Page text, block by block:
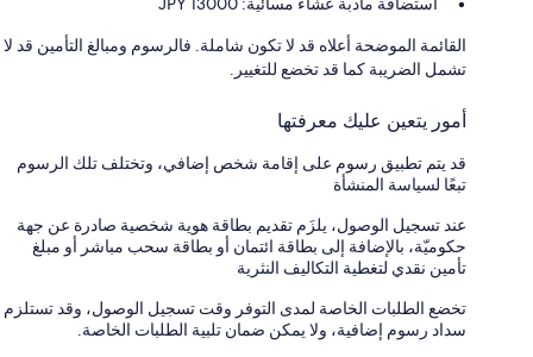
القائمة الموضحة أعلاه قد لا تكون شاملة. فالرسوم ومبالغ التأمين قد لا
تشمل الضريبة كما قد تخضع للتغيير.
أمور يتعين عليك معرفتها
قد يتم تطبيق رسوم على إقامة شخص إضافي، وتختلف تلك الرسوم
تبعًا لسياسة المنشأة
عند تسجيل الوصول، يلزَم تقديم بطاقة هوية شخصية صادرة عن جهة
حكوميّة، بالإضافة إلى بطاقة ائتمان أو بطاقة سحب مباشر أو مبلغ
تأمين نقدي لتغطية التكاليف النثرية
تخضع الطلبات الخاصة لمدى التوفر وقت تسجيل الوصول، وقد تستلزم
سداد رسوم إضافية، ولا يمكن ضمان تلبية الطلبات الخاصة.